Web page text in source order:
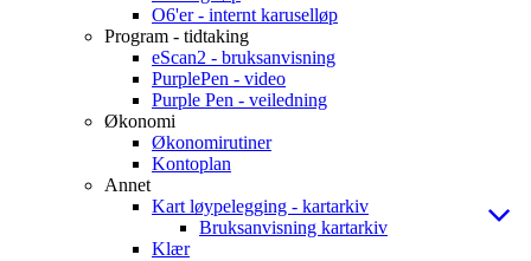
O6'er - internt karuselløp
Program - tidtaking
eScan2 - bruksanvisning
PurplePen - video
Purple Pen - veiledning
Økonomi
Økonomirutiner
Kontoplan
Annet
Kart løypelegging - kartarkiv
Bruksanvisning kartarkiv
Klær